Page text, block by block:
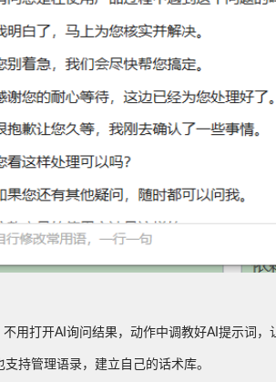
用打开AI询问结果，动作中调教好AI提示词，
持管理语录，建立自己的话术库。